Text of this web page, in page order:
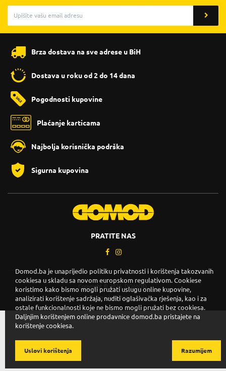
Brza dostava na sve adrese u BiH
Dostava u roku od 2 do 14 dana
Pogodnosti kupovine
Plaćanje karticama
Najbolja korisnička podrška
Sigurna kupovina
PRATITE NAS
Copyright © 2026. DOMOD.
Uslovi korištenja.
Domod.ba je unaprijedio politiku privatnosti i korištenja takozvanih
cookiesa u skladu sa novom europskom regulativom. Cookiese
koristimo kako bismo mogli pružati uslugu online kupovine,
analizirati korištenje sadržaja, nuditi oglašivačka rješenja, kao i za
ostale funkcionalnosti koje ne bismo mogli pružati bez cookiesa.
Daljnjim korištenjem online prodavnice domod.ba pristajete na
korištenje cookiesa.
Razumijem
Uslovi korištenja